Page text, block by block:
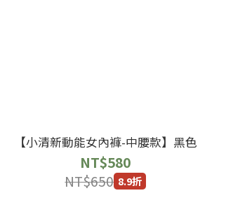
【小清新動能女內褲-中腰款】黑色
NT$580
NT$650 8.9折